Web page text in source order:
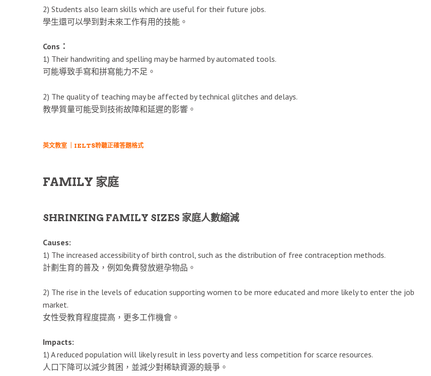
2) Students also learn skills which are useful for their future jobs.
學生還可以學到對未來工作有用的技能。
Cons：
1) Their handwriting and spelling may be harmed by automated tools.
可能導致手寫和拼寫能力不足。
2) The quality of teaching may be affected by technical glitches and delays.
教學質量可能受到技術故障和延遲的影響。
英文教室 ｜IELTS聆聽正確答題格式
FAMILY 家庭
SHRINKING FAMILY SIZES 家庭人數縮減
Causes:
1) The increased accessibility of birth control, such as the distribution of free contraception methods.
計劃生育的普及，例如免費發放避孕物品。
2) The rise in the levels of education supporting women to be more educated and more likely to enter the job
market.
女性受教育程度提高，更多工作機會。
Impacts:
1) A reduced population will likely result in less poverty and less competition for scarce resources.
人口下降可以減少貧困，並減少對稀缺資源的競爭。